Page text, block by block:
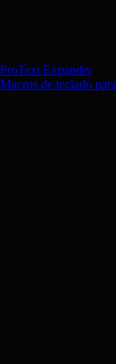
ProText Expander
Macros de teclado